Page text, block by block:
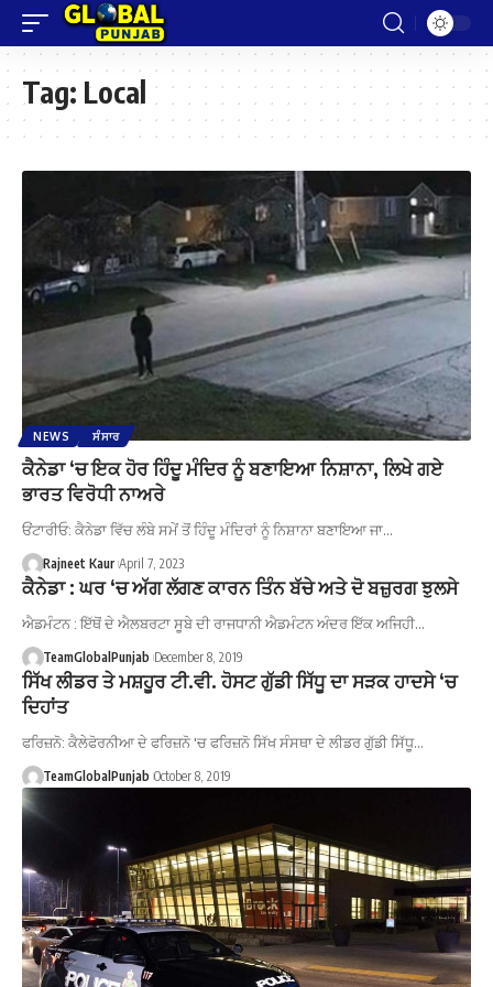
Tag: Local
NEWS ਸੰਸਾਰ
ਕੈਨੇਡਾ ‘ਚ ਇਕ ਹੋਰ ਹਿੰਦੂ ਮੰਦਿਰ ਨੂੰ ਬਣਾਇਆ ਨਿਸ਼ਾਨਾ, ਲਿਖੇ ਗਏ
ਭਾਰਤ ਵਿਰੋਧੀ ਨਾਅਰੇ
ਓਂਟਾਰੀਓ: ਕੈਨੇਡਾ ਵਿੱਚ ਲੰਬੇ ਸਮੇਂ ਤੋਂ ਹਿੰਦੂ ਮੰਦਿਰਾਂ ਨੂੰ ਨਿਸ਼ਾਨਾ ਬਣਾਇਆ ਜਾ…
Rajneet Kaur April 7, 2023
ਕੈਨੇਡਾ : ਘਰ ‘ਚ ਅੱਗ ਲੱਗਣ ਕਾਰਨ ਤਿੰਨ ਬੱਚੇ ਅਤੇ ਦੋ ਬਜ਼ੁਰਗ ਝੁਲਸੇ
ਐਡਮੰਟਨ : ਇੱਥੋਂ ਦੇ ਐਲਬਰਟਾ ਸੂਬੇ ਦੀ ਰਾਜਧਾਨੀ ਐਡਮੰਟਨ ਅੰਦਰ ਇੱਕ ਅਜਿਹੀ…
TeamGlobalPunjab December 8, 2019
ਸਿੱਖ ਲੀਡਰ ਤੇ ਮਸ਼ਹੂਰ ਟੀ.ਵੀ. ਹੋਸਟ ਗੁੱਡੀ ਸਿੱਧੂ ਦਾ ਸੜਕ ਹਾਦਸੇ ‘ਚ
ਦਿਹਾਂਤ
ਫਰਿਜ਼ਨੋ: ਕੈਲੇਫੋਰਨੀਆ ਦੇ ਫਰਿਜ਼ਨੋ 'ਚ ਫਰਿਜ਼ਨੋ ਸਿੱਖ ਸੰਸਥਾ ਦੇ ਲੀਡਰ ਗੁੱਡੀ ਸਿੱਧੂ…
TeamGlobalPunjab October 8, 2019